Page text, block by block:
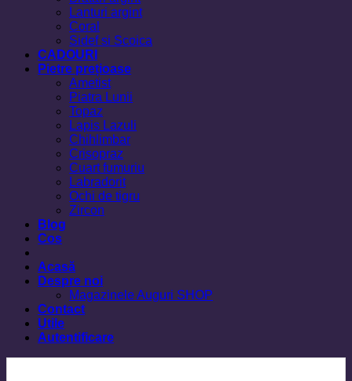
Lanturi argint
Coral
Sidef si Scoica
CADOURI
Pietre prețioase
Ametist
Piatra Lunii
Topaz
Lapis Lazuli
Chihlimbar
Crisopraz
Cuart fumuriu
Labradorit
Ochi de tigru
Zircon
Blog
Cos
Acasă
Despre noi
Magazinele Auguri SHOP
Contact
Utile
Autentificare